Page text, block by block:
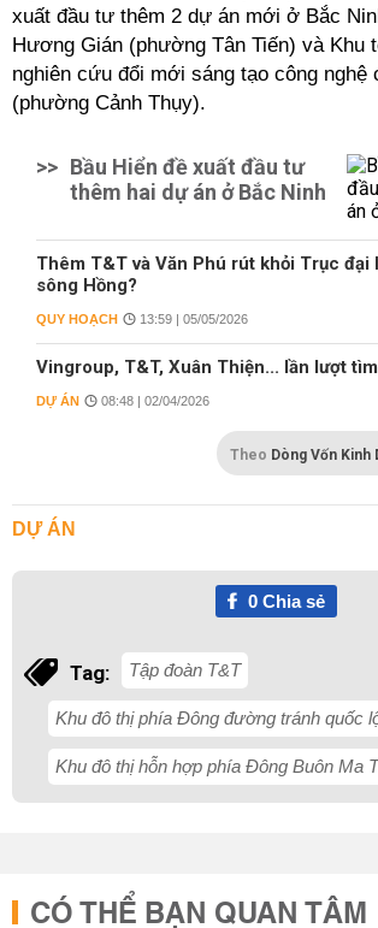
xuất đầu tư thêm 2 dự án mới ở Bắc
Hương Gián (phường Tân Tiến) và Khu
nghiên cứu đổi mới sáng tạo công nghệ
(phường Cảnh Thụy).
>> Bầu Hiển đề xuất đầu tư
thêm hai dự án ở Bắc Ninh
Thêm T&T và Văn Phú rút khỏi Trục đại
sông Hồng?
QUY HOẠCH 13:59 | 05/05/2026
Vingroup, T&T, Xuân Thiện... lần lượt
DỰ ÁN 08:48 | 02/04/2026
Theo Dòng Vốn Kinh
DỰ ÁN
0Chia sẻ
Tag: Tập đoàn T&T
Khu đô thị phía Đông đường tránh quốc
Khu đô thị hỗn hợp phía Đông Buôn Ma
CÓ THỂ BẠN QUAN TÂM